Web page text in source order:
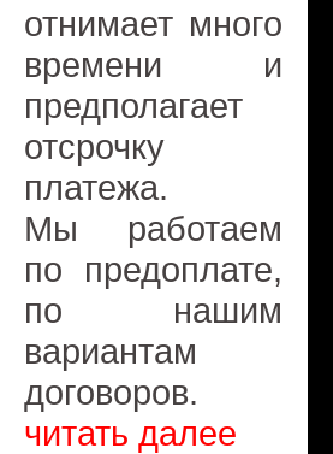
отнимает много
времени и
предполагает
отсрочку
платежа.
Мы работаем
по предоплате,
по нашим
вариантам
договоров.
читать далее